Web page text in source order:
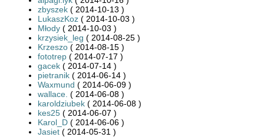
zbyszek ( 2014-10-13 )
LukaszKoz ( 2014-10-03 )
Młody ( 2014-10-03 )
krzysiek_leg ( 2014-08-25 )
Krzeszo ( 2014-08-15 )
fototrep ( 2014-07-17 )
gacek ( 2014-07-14 )
pietranik ( 2014-06-14 )
Waxmund ( 2014-06-09 )
wallace. ( 2014-06-08 )
karoldziubek ( 2014-06-08 )
kes25 ( 2014-06-07 )
Karol_D ( 2014-06-06 )
Jasiet ( 2014-05-31 )